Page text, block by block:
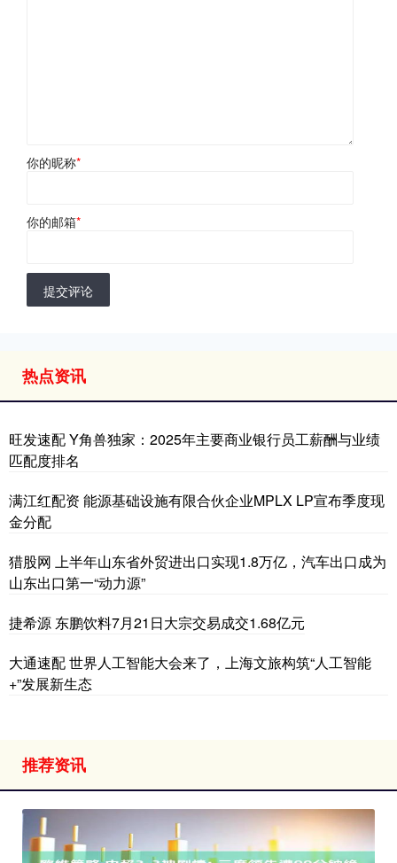
你的昵称*
你的邮箱*
提交评论
热点资讯
旺发速配 Y角兽独家：2025年主要商业银行员工薪酬与业绩
匹配度排名
满江红配资 能源基础设施有限合伙企业MPLX LP宣布季度现
金分配
猎股网 上半年山东省外贸进出口实现1.8万亿，汽车出口成为
山东出口第一“动力源”
捷希源 东鹏饮料7月21日大宗交易成交1.68亿元
大通速配 世界人工智能大会来了，上海文旅构筑“人工智能
+”发展新生态
推荐资讯